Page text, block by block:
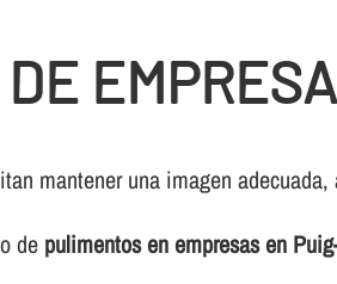
mantener una imagen
de pulimentos en empresas en